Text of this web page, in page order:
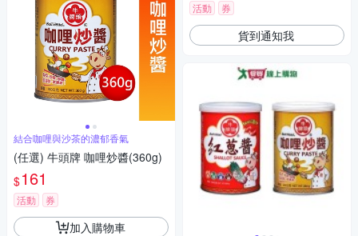
結合咖哩與沙茶的濃郁香氣
(任選) 牛頭牌 咖哩炒醬(360g)
$161
活動 券
加入購物車
活動 券
貨到通知我